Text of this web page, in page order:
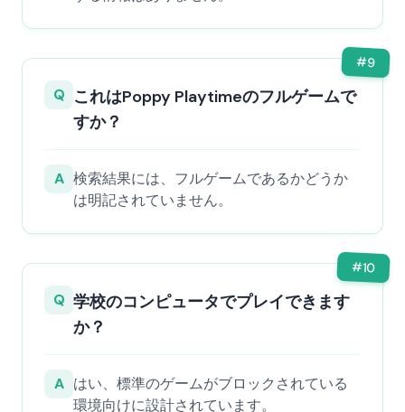
#9
Q これはPoppy Playtimeのフルゲームで
すか？
A 検索結果には、フルゲームであるかどうか
は明記されていません。
#10
Q 学校のコンピュータでプレイできます
か？
A はい、標準のゲームがブロックされている
環境向けに設計されています。